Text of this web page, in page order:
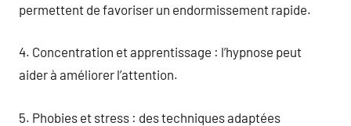
permettent de favoriser un endormissement rapide.
4. Concentration et apprentissage : l’hypnose peut
aider à améliorer l’attention.
5. Phobies et stress : des techniques adaptées